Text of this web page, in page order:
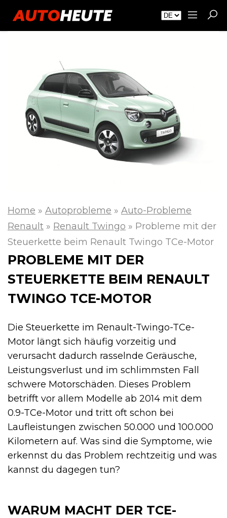
Home » Autoprobleme » Auto-Probleme
Renault » Renault Twingo » Probleme mit der
Steuerkette beim Renault Twingo TCe-Motor
PROBLEME MIT DER
STEUERKETTE BEIM RENAULT
TWINGO TCE-MOTOR
Die Steuerkette im Renault-Twingo-TCe-
Motor längt sich häufig vorzeitig und
verursacht dadurch rasselnde Geräusche,
Leistungsverlust und im schlimmsten Fall
schwere Motorschäden. Dieses Problem
betrifft vor allem Modelle ab 2014 mit dem
0.9-TCe-Motor und tritt oft schon bei
Laufleistungen zwischen 50.000 und 100.000
Kilometern auf. Was sind die Symptome, wie
erkennst du das Problem rechtzeitig und was
kannst du dagegen tun?
WARUM MACHT DER TCE-